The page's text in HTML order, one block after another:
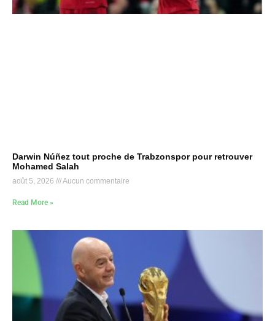
Darwin Núñez tout proche de Trabzonspor pour retrouver
Mohamed Salah
août 5, 2026 Aucun commentaire
Read More »